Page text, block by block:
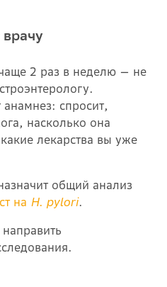
2 раз в неделю — не
спросит,
насколько она
лекарства вы уже
общий анализ
на H. pylori.